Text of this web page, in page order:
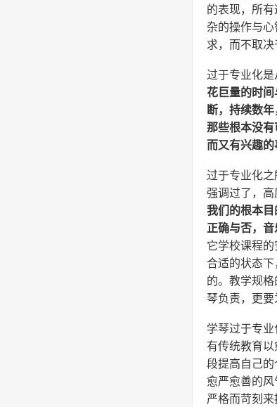
的表现，所
杂的操作与
求，而不取
过于专业化是
花巨量的时
断，持续数
那些根本没
而又有兴趣的
过于专业化
强调过了，
我们的根本
正确与否，
它学校课程
合适的状态
的。教学规
琴负责，更要
学琴过于专
有传统教育
段提高自己
愈严愈善的
严格而苛刻